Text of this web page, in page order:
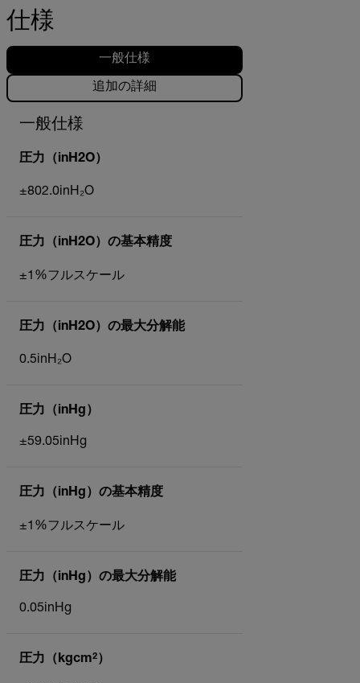
仕様
一般仕様
追加の詳細
一般仕様
圧力（inH2O）
±802.0inH₂O
圧力（inH2O）の基本精度
±1%フルスケール
圧力（inH2O）の最大分解能
0.5inH₂O
圧力（inHg）
±59.05inHg
圧力（inHg）の基本精度
±1%フルスケール
圧力（inHg）の最大分解能
0.05inHg
圧力（kgcm²）